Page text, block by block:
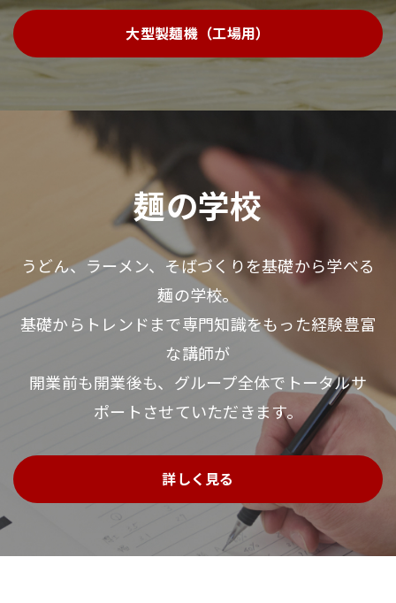
大型製麺機（工場用）
麺の学校
うどん、ラーメン、そばづくりを基礎から学べる
麺の学校。
基礎からトレンドまで専門知識をもった経験豊富
な講師が
開業前も開業後も、グループ全体でトータルサ
ポートさせていただきます。
詳しく見る